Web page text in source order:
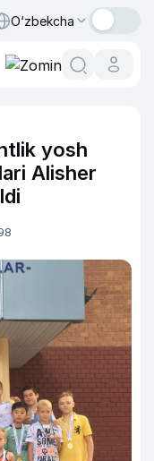
O‘zbekcha
yosh
Alisher